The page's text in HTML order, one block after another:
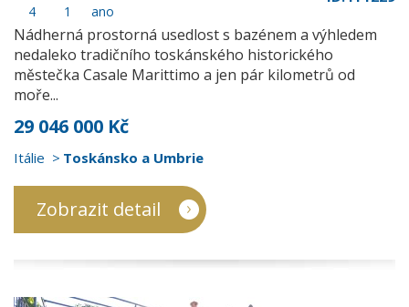
4 1 ano
Nádherná prostorná usedlost s bazénem a výhledem
nedaleko tradičního toskánského historického
městečka Casale Marittimo a jen pár kilometrů od
moře...
29 046 000 Kč
Itálie Toskánsko a Umbrie
Zobrazit detail